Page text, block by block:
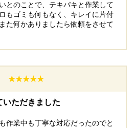
とのことで、テキパキと作業して
もゴミも何もなく、キレイに片付
た何かありましたら依頼をさせて
★★★★★
いただきました
作業中も丁寧な対応だったのでと